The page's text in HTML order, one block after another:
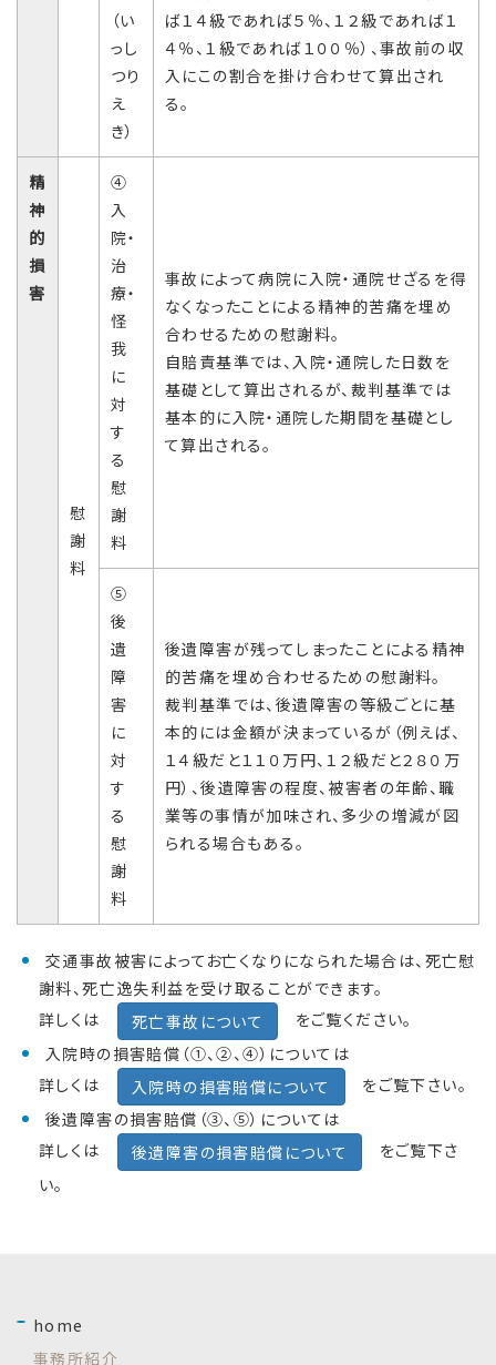
（い
っし
つり
え
き）
ば１４級であれば５％、１２級であれば１
４％、１級であれば１００％）、事故前の収
入にこの割合を掛け合わせて算出され
る。
精
神
的
損
害
慰
謝
料
④
入
院・
治
療・
怪
我
に
対
す
る
慰
謝
料
事故によって病院に入院・通院せざるを得
なくなったことによる精神的苦痛を埋め
合わせるための慰謝料。
自賠責基準では、入院・通院した日数を
基礎として算出されるが、裁判基準では
基本的に入院・通院した期間を基礎とし
て算出される。
⑤
後
遺
障
害
に
対
す
る
慰
謝
料
後遺障害が残ってしまったことによる精神
的苦痛を埋め合わせるための慰謝料。
裁判基準では、後遺障害の等級ごとに基
本的には金額が決まっているが（例えば、
１４級だと１１０万円、１２級だと２８０万
円）、後遺障害の程度、被害者の年齢、職
業等の事情が加味され、多少の増減が図
られる場合もある。
交通事故被害によってお亡くなりになられた場合は、死亡慰
謝料、死亡逸失利益を受け取ることができます。
詳しくは
死亡事故について
をご覧ください。
入院時の損害賠償（①、②、④）については
詳しくは
入院時の損害賠償について
をご覧下さい。
後遺障害の損害賠償（③、⑤）については
詳しくは
後遺障害の損害賠償について
をご覧下さ
い。
home
事務所紹介